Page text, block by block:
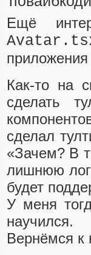
Ещё
Как-то на
сделать
сделал
«Зачем? В
лишнюю
будет
У меня
научился.
Вернёмся